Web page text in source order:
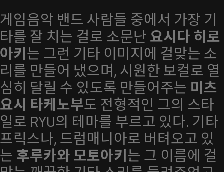
게임음악 밴드 사람들 중에서 가장 기
타를 잘 치는 걸로 소문난요시다 히로
아키는 그런 기타 이미지에 걸맞는 소
리를 만들어 냈으며, 시원한 보컬로 열
심히 달릴 수 있도록 만들어주는미츠
요시 타케노부도 전형적인 그의 스타
일로 RYU의 테마를 부르고 있다. 기타
프릭스나, 드럼매니아로 버텨오고 있
는후루카와 모토아키는 그 이름에 걸